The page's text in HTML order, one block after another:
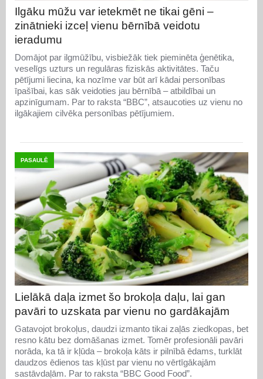
Ilgāku mūžu var ietekmēt ne tikai gēni –
zinātnieki izceļ vienu bērnībā veidotu
ieradumu
Domājot par ilgmūžību, visbiežāk tiek pieminēta ģenētika,
veselīgs uzturs un regulāras fiziskās aktivitātes. Taču
pētījumi liecina, ka nozīme var būt arī kādai personības
īpašībai, kas sāk veidoties jau bērnībā – atbildībai un
apzinīgumam. Par to raksta “BBC”, atsaucoties uz vienu no
ilgākajiem cilvēka personības pētījumiem.
PASAULĒ
Lielākā daļa izmet šo brokoļa daļu, lai gan
pavāri to uzskata par vienu no gardākajām
Gatavojot brokoļus, daudzi izmanto tikai zaļās ziedkopas, bet
resno kātu bez domāšanas izmet. Tomēr profesionāli pavāri
norāda, ka tā ir kļūda – brokoļa kāts ir pilnībā ēdams, turklāt
daudzos ēdienos tas kļūst par vienu no vērtīgākajām
sastāvdaļām. Par to raksta “BBC Good Food”.